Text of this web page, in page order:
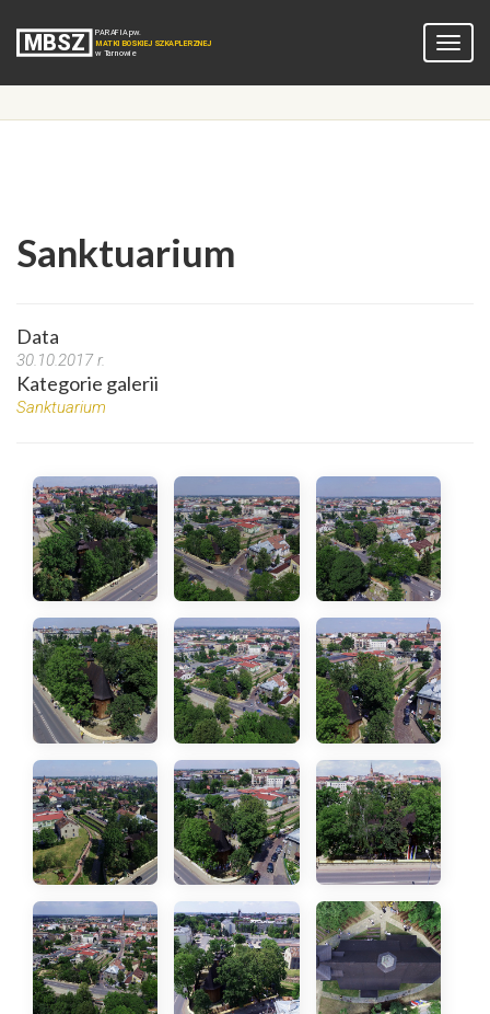
Sanktuarium
Data
30.10.2017 r.
Kategorie galerii
Sanktuarium